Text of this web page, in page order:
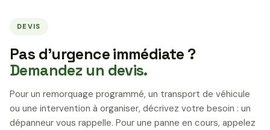
DEVIS
Pas d’urgence immédiate ?
Demandez un devis.
Pour un remorquage programmé, un transport de véhicule
ou une intervention à organiser, décrivez votre besoin : un
dépanneur vous rappelle. Pour une panne en cours, appelez